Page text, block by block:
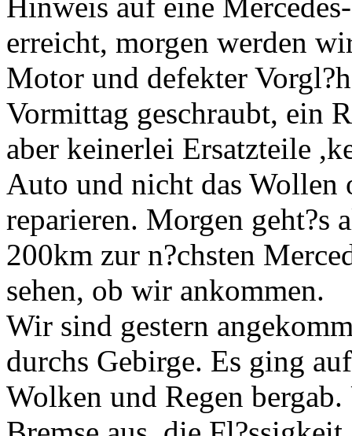
erreicht, morgen werden
Motor und defekter
Vormittag geschraubt, ein
aber keinerlei Ersatzteile
Auto und nicht das Wollen
reparieren. Morgen geht?s
200km zur n?chsten
sehen, ob wir ankommen.
Wir sind gestern
durchs Gebirge. Es ging
Wolken und Regen